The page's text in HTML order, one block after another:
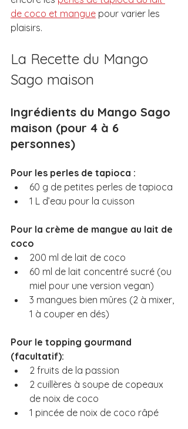
de coco et mangue pour varier les
plaisirs.
La Recette du Mango
Sago maison
Ingrédients du Mango Sago
maison (pour 4 à 6
personnes)
Pour les perles de tapioca :
60 g de petites perles de tapioca
1 L d’eau pour la cuisson
Pour la crème de mangue au lait de
coco
200 ml de lait de coco
60 ml de lait concentré sucré (ou
miel pour une version vegan)
3 mangues bien mûres (2 à mixer,
1 à couper en dés)
Pour le topping gourmand
(facultatif):
2 fruits de la passion
2 cuillères à soupe de copeaux
de noix de coco
1 pincée de noix de coco râpé